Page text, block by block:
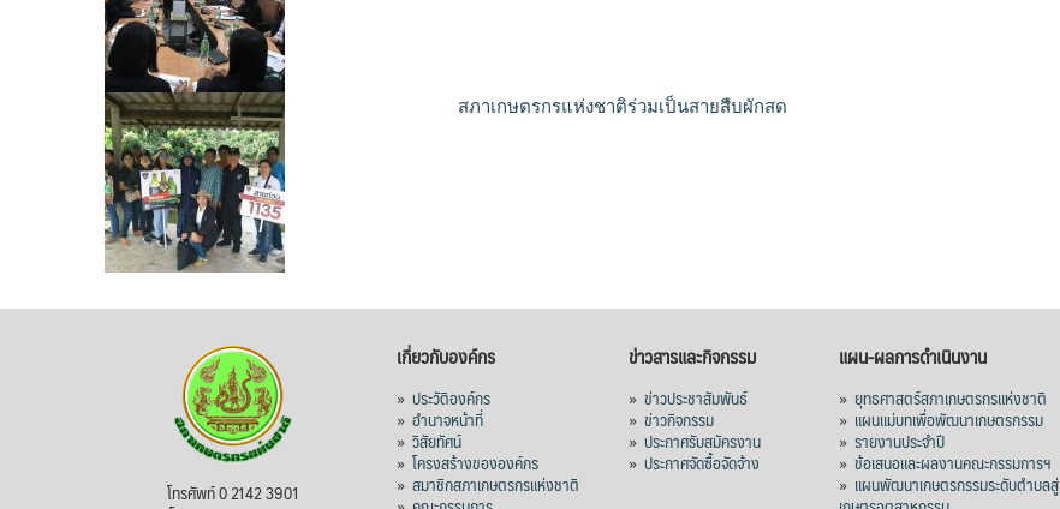
สภาเกษตรกรแห่งชาติร่วมเป็นสายสืบผักสด
โทรศัพท์ 0 2142 3901
เกี่ยวกับองค์กร
»ประวัติองค์กร
»อำนาจหน้าที่
»วิสัยทัศน์
»โครงสร้างขององค์กร
»สมาชิกสภาเกษตรกรแห่งชาติ
ข่าวสารและกิจกรรม
»ข่าวประชาสัมพันธ์
»ข่าวกิจกรรม
»ประกาศรับสมัครงาน
»ประกาศจัดซื้อจัดจ้าง
แผน-ผลการดำเนินงาน
» ยุทธศาสตร์สภาเกษตรกรแห่งชาติ
» แผนแม่บทเพื่อพัฒนาเกษตรกรรม
» รายงานประจำปี
» ข้อเสนอและผลงานคณะกรรมการฯ
» แผนพัฒนาเกษตรกรรมระดับตำบลสู่